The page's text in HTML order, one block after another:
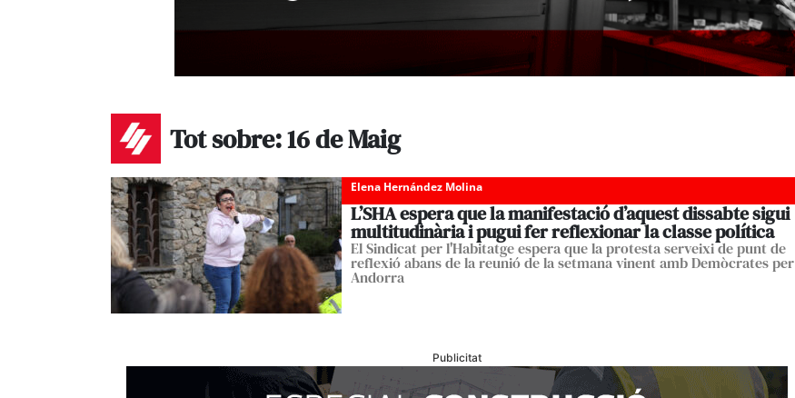
Tot sobre: 16 de Maig
Elena Hernández Molina
L’SHA espera que la manifestació d’aquest dissabte sigui
multitudinària i pugui fer reflexionar la classe política
El Sindicat per l'Habitatge espera que la protesta serveixi de punt de
reflexió abans de la reunió de la setmana vinent amb Demòcrates per
Andorra
Publicitat